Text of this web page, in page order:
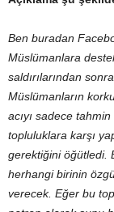
Ben buradan
Müslümanlara
saldırılarından
Müslümanların
acıyı sadece
topluluklara karşı
gerektiğini öğütledi.
herhangi birinin
verecek. Eğer bu